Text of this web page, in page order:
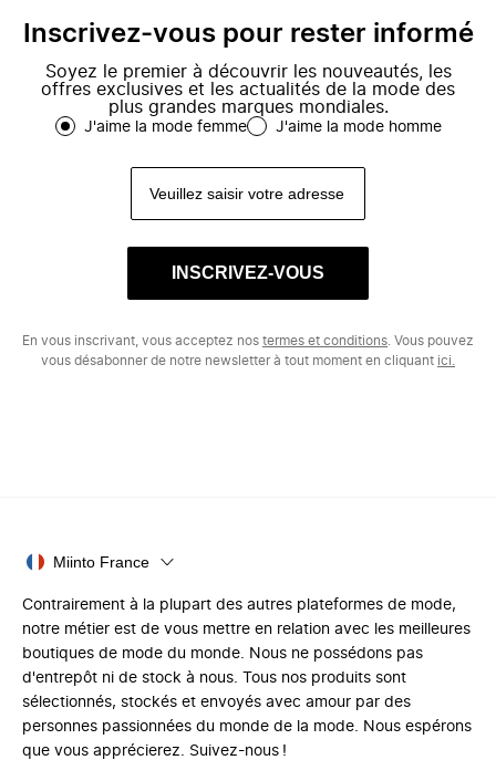
Inscrivez-vous pour rester informé
Soyez le premier à découvrir les nouveautés, les
offres exclusives et les actualités de la mode des
plus grandes marques mondiales.
J'aime la mode femme J'aime la mode homme
INSCRIVEZ-VOUS
En vous inscrivant, vous acceptez nos termes et conditions . Vous pouvez
vous désabonner de notre newsletter à tout moment en cliquant ici.
Miinto France
Contrairement à la plupart des autres plateformes de mode,
notre métier est de vous mettre en relation avec les meilleures
boutiques de mode du monde. Nous ne possédons pas
d'entrepôt ni de stock à nous. Tous nos produits sont
sélectionnés, stockés et envoyés avec amour par des
personnes passionnées du monde de la mode. Nous espérons
que vous apprécierez. Suivez-nous !